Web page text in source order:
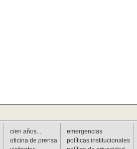
cien años...
oficina de prensa
emergencias
políticas institucionales